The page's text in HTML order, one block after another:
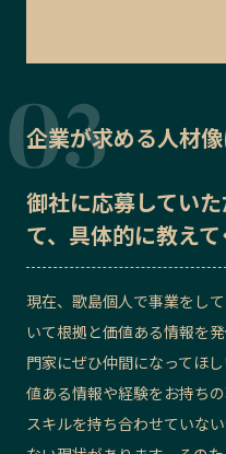
企業が求める人材
御社に応募してい
て、具体的に教えて
現在、歌島個人で事業をし
いて根拠と価値ある情報を
門家にぜひ仲間になってほ
値ある情報や経験をお持ち
スキルを持ち合わせていな